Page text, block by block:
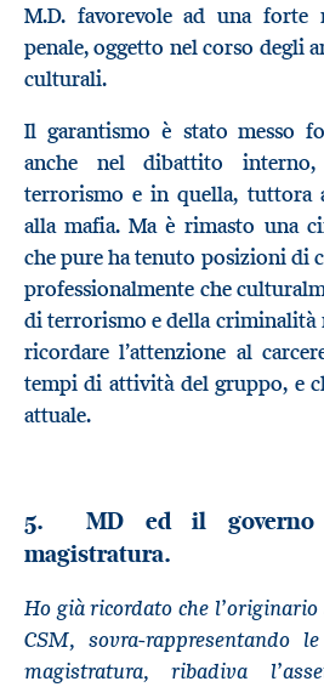
M.D. favorevole ad una
penale, oggetto nel corso degli
culturali.
Il garantismo è stato messo
anche nel dibattito
terrorismo e in quella, tuttora
alla mafia. Ma è rimasto una
che pure ha tenuto posizioni di
professionalmente che
di terrorismo e della criminalità
ricordare l’attenzione al
tempi di attività del gruppo, e
attuale.
5. MD ed il governo
magistratura.
Ho già ricordato che
CSM, sovra-rappresentando
magistratura, ribadiva